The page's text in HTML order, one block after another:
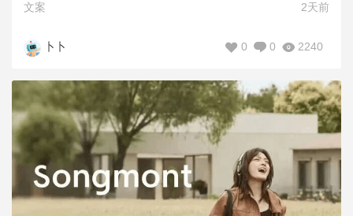
文案 2天前
卜卜 2240
0
0